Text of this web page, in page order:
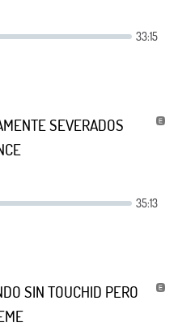
SEVERADOS
SIN TOUCHID PERO